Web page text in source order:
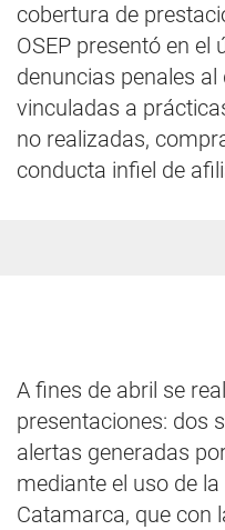
cobertura de
OSEP presentó en
denuncias penales
vinculadas a
no realizadas,
conducta infiel de
A fines de abril se
presentaciones: dos
alertas generadas
mediante el uso de la
Catamarca, que con